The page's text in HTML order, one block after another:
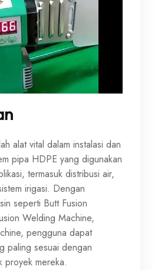
alat vital dalam instalasi dan
pipa HDPE yang digunakan
termasuk distribusi air,
irigasi. Dengan
seperti Butt Fusion
Welding Machine,
pengguna dapat
paling sesuai dengan
proyek mereka.